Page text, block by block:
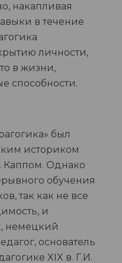
накапливая
в течение
личности,
в жизни,
способности.
был
историком
Каппом. Однако
обучения
так как не все
и
немецкий
основатель
XIX в. Г.И.